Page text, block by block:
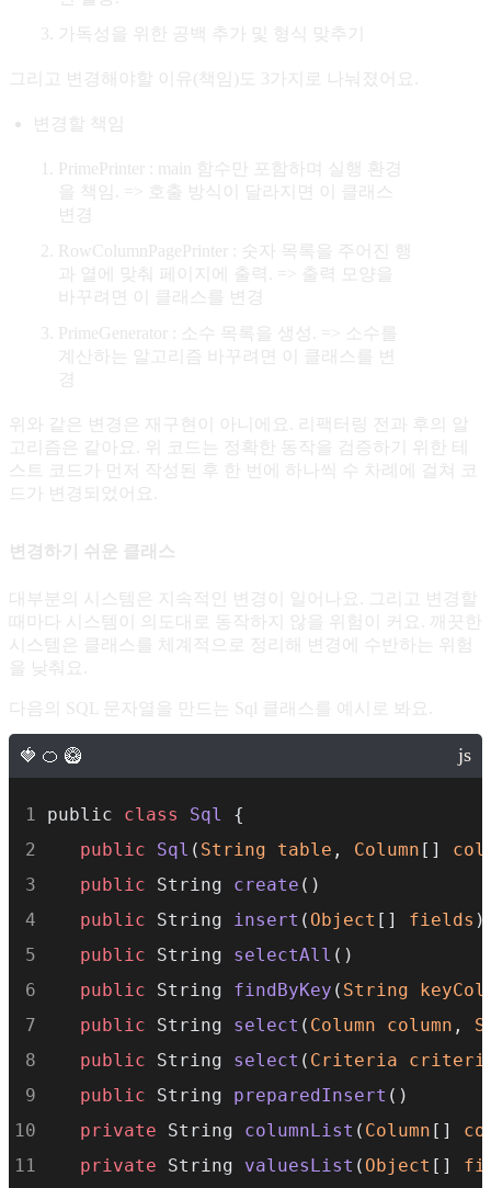
가독성을 위한 공백 추가 및 형식 맞추기
그리고 변경해야할 이유(책임)도 3가지로 나눠졌어요.
변경할 책임
PrimePrinter : main 함수만 포함하며 실행 환경
을 책임. => 호출 방식이 달라지면 이 클래스
변경
RowColumnPagePrinter : 숫자 목록을 주어진 행
과 열에 맞춰 페이지에 출력. => 출력 모양을
바꾸려면 이 클래스를 변경
PrimeGenerator : 소수 목록을 생성. => 소수를
계산하는 알고리즘 바꾸려면 이 클래스를 변
경
위와 같은 변경은 재구현이 아니에요. 리팩터링 전과 후의 알
고리즘은 같아요. 위 코드는 정확한 동작을 검증하기 위한 테
스트 코드가 먼저 작성된 후 한 번에 하나씩 수 차례에 걸쳐 코
드가 변경되었어요.
변경하기 쉬운 클래스
대부분의 시스템은 지속적인 변경이 일어나요. 그리고 변경할
때마다 시스템이 의도대로 동작하지 않을 위험이 커요. 깨끗한
시스템은 클래스를 체계적으로 정리해 변경에 수반하는 위험
을 낮춰요.
다음의 SQL 문자열을 만드는 Sql 클래스를 예시로 봐요.
public class Sql
{
public
Sql ( String table , Column []
public String create ()
public String insert ( Object [] fields )
public String selectAll ()
public String findByKey ( String
public String select ( Column column ,
public String select ( Criteria
public String preparedInsert ()
private String columnList ( Column []
private String valuesList ( Object []